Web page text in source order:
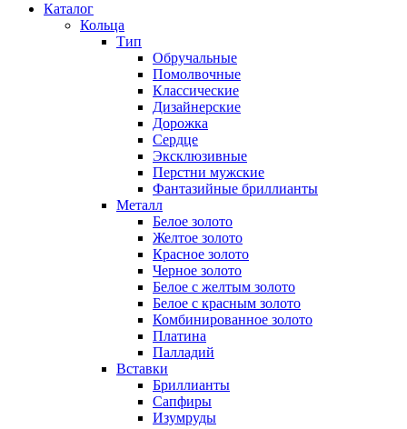
Каталог
Кольца
Тип
Обручальные
Помолвочные
Классические
Дизайнерские
Дорожка
Сердце
Эксклюзивные
Перстни мужские
Фантазийные бриллианты
Металл
Белое золото
Желтое золото
Красное золото
Черное золото
Белое с желтым золото
Белое с красным золото
Комбинированное золото
Платина
Палладий
Вставки
Бриллианты
Сапфиры
Изумруды